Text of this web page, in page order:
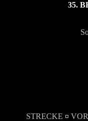
35.
STRECKE ¤